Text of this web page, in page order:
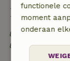
Energie
Off grid of
functionele
moment
onderaan